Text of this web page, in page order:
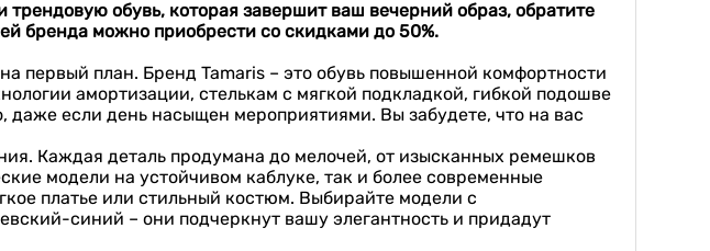
трендовую обувь, которая завершит ваш вечерний образ, обратите
бренда можно приобрести со скидками до 50%.
первый план. Бренд Tamaris – это обувь повышенной комфортности
амортизации, стелькам с мягкой подкладкой, гибкой подошве
если день насыщен мероприятиями. Вы забудете, что на вас
Каждая деталь продумана до мелочей, от изысканных ремешков
модели на устойчивом каблуке, так и более современные
платье или стильный костюм. Выбирайте модели с
синий – они подчеркнут вашу элегантность и придадут